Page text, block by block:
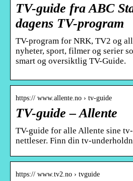
TV-guide fra ABC
dagens TV-program
TV-program for NRK, TV2 og
nyheter, sport, filmer og serier
smart og oversiktlig TV-Guide.
https:// www.allente.no › tv-guide
TV-guide – Allente
TV-guide for alle Allente sine
nettleser. Finn din tv-
https:// www.tv2.no › tvguide